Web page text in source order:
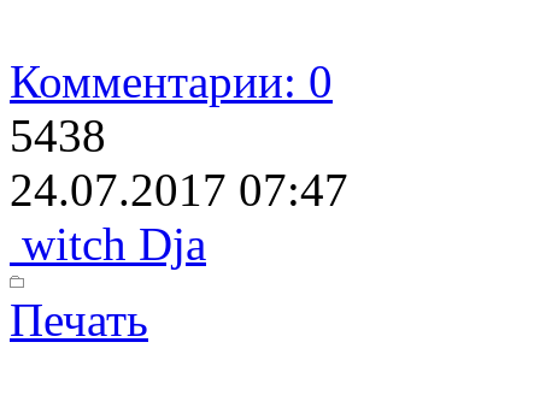
Комментарии: 0
5438
24.07.2017 07:47
witch Dja
Печать